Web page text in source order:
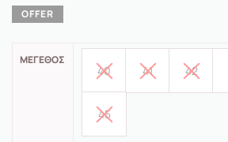
ΜΈΓΕΘΟΣ
40 41 42
45